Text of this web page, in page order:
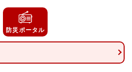
防災ポータル